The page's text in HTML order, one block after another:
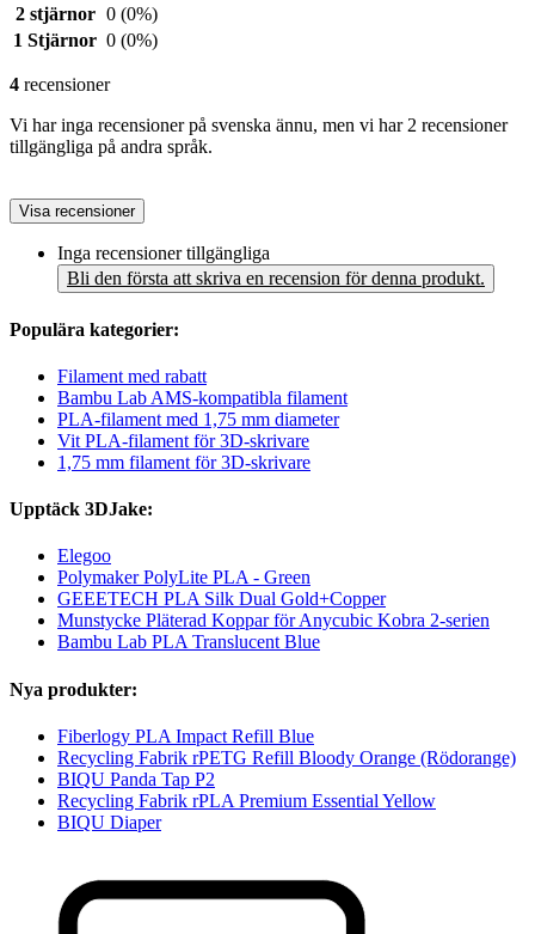
2 stjärnor 0 (0%)
1 Stjärnor 0 (0%)
4 recensioner
Vi har inga recensioner på svenska ännu, men vi har 2 recensioner
tillgängliga på andra språk.
Visa recensioner
Inga recensioner tillgängliga
Bli den första att skriva en recension för denna produkt.
Populära kategorier:
Filament med rabatt
Bambu Lab AMS-kompatibla filament
PLA-filament med 1,75 mm diameter
Vit PLA-filament för 3D-skrivare
1,75 mm filament för 3D-skrivare
Upptäck 3DJake:
Elegoo
Polymaker PolyLite PLA - Green
GEEETECH PLA Silk Dual Gold+Copper
Munstycke Pläterad Koppar för Anycubic Kobra 2-serien
Bambu Lab PLA Translucent Blue
Nya produkter:
Fiberlogy PLA Impact Refill Blue
Recycling Fabrik rPETG Refill Bloody Orange (Rödorange)
BIQU Panda Tap P2
Recycling Fabrik rPLA Premium Essential Yellow
BIQU Diaper